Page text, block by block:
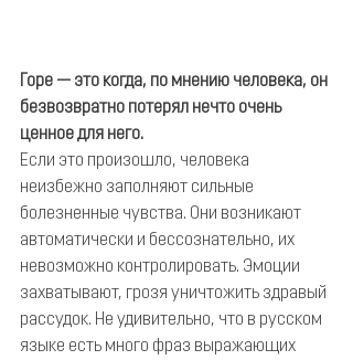
Горе — это когда, по мнению человека, он
безвозвратно потерял нечто очень
ценное для него.
Если это произошло, человека
неизбежно заполняют сильные
болезненные чувства. Они возникают
автоматически и бессознательно, их
невозможно контролировать. Эмоции
захватывают, грозя уничтожить здравый
рассудок. Не удивительно, что в русском
языке есть много фраз выражающих